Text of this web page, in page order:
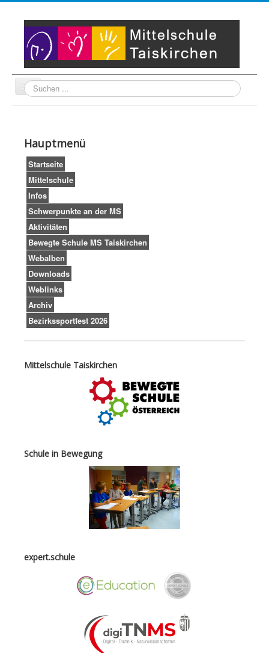
Suche
Impressum
Hauptmenü
Startseite
Mittelschule
Infos
Schwerpunkte an der MS
Aktivitäten
Bewegte Schule MS Taiskirchen
Webalben
Downloads
Weblinks
Archiv
Bezirkssportfest 2026
Mittelschule Taiskirchen
Schule in Bewegung
expert.schule